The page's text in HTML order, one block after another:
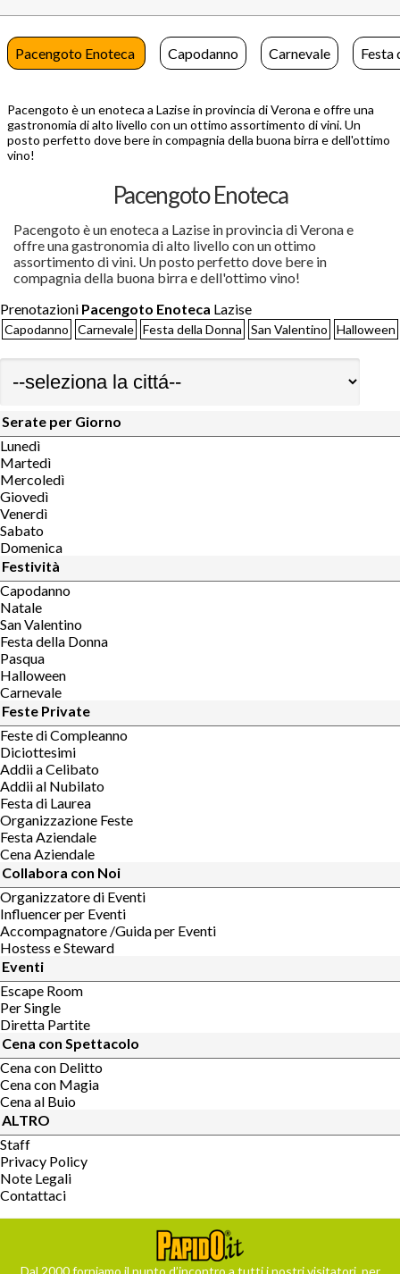
Pacengoto Enoteca Capodanno Carnevale Festa
Pacengoto è un enoteca a Lazise in provincia di Verona e offre una
gastronomia di alto livello con un ottimo assortimento di vini. Un
posto perfetto dove bere in compagnia della buona birra e dell'ottimo
vino!
Pacengoto Enoteca
Pacengoto è un enoteca a Lazise in provincia di Verona e
offre una gastronomia di alto livello con un ottimo
assortimento di vini. Un posto perfetto dove bere in
compagnia della buona birra e dell'ottimo vino!
Prenotazioni Pacengoto Enoteca Lazise
Capodanno Carnevale Festa della Donna San Valentino Halloween
Serate per Giorno
Lunedì
Martedì
Mercoledì
Giovedì
Venerdì
Sabato
Domenica
Festività
Capodanno
Natale
San Valentino
Festa della Donna
Pasqua
Halloween
Carnevale
Feste Private
Feste di Compleanno
Diciottesimi
Addii a Celibato
Addii al Nubilato
Festa di Laurea
Organizzazione Feste
Festa Aziendale
Cena Aziendale
Collabora con Noi
Organizzatore di Eventi
Influencer per Eventi
Accompagnatore /Guida per Eventi
Hostess e Steward
Eventi
Escape Room
Per Single
Diretta Partite
Cena con Spettacolo
Cena con Delitto
Cena con Magia
Cena al Buio
ALTRO
Staff
Privacy Policy
Note Legali
Contattaci
Dal 2000 forniamo il punto d’incontro a tutti i nostri visitatori, per